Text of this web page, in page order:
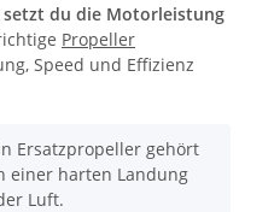
du die Motorleistung
Propeller
Speed und Effizienz
Ersatzpropeller gehört
einer harten Landung
Luft.